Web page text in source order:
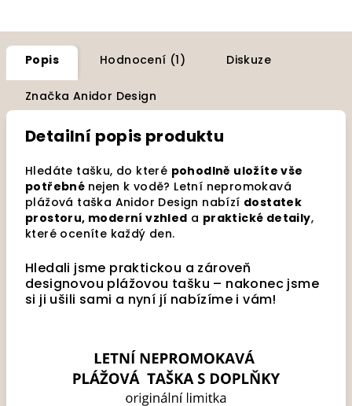
Popis Hodnocení (1) Diskuze
Značka Anidor Design
Detailní popis produktu
Hledáte tašku, do které pohodlně uložíte vše
potřebné nejen k vodě? Letní nepromokavá
plážová taška Anidor Design nabízí dostatek
prostoru, moderní vzhled a praktické detaily,
které oceníte každý den.
Hledali jsme praktickou a zároveň
designovou plážovou tašku – nakonec jsme
si ji ušili sami a nyní jí nabízíme i vám!